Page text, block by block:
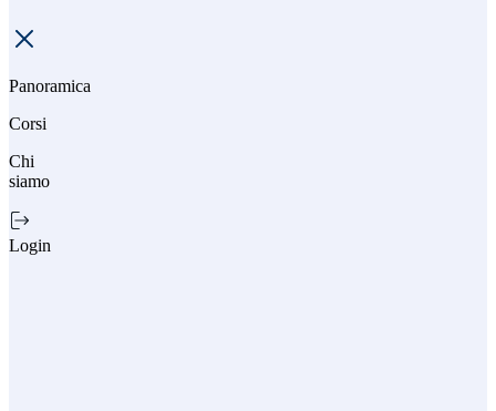
Panoramica
Corsi
Chi
siamo
Login